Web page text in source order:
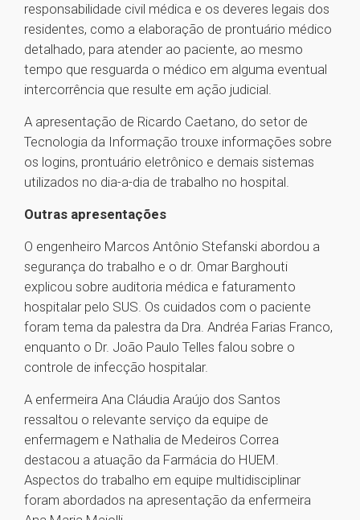
responsabilidade civil médica e os deveres legais dos
residentes, como a elaboração de prontuário médico
detalhado, para atender ao paciente, ao mesmo
tempo que resguarda o médico em alguma eventual
intercorrência que resulte em ação judicial.
A apresentação de Ricardo Caetano, do setor de
Tecnologia da Informação trouxe informações sobre
os logins, prontuário eletrônico e demais sistemas
utilizados no dia-a-dia de trabalho no hospital.
Outras apresentações
O engenheiro Marcos Antônio Stefanski abordou a
segurança do trabalho e o dr. Omar Barghouti
explicou sobre auditoria médica e faturamento
hospitalar pelo SUS. Os cuidados com o paciente
foram tema da palestra da Dra. Andréa Farias Franco,
enquanto o Dr. João Paulo Telles falou sobre o
controle de infecção hospitalar.
A enfermeira Ana Cláudia Araújo dos Santos
ressaltou o relevante serviço da equipe de
enfermagem e Nathalia de Medeiros Correa
destacou a atuação da Farmácia do HUEM.
Aspectos do trabalho em equipe multidisciplinar
foram abordados na apresentação da enfermeira